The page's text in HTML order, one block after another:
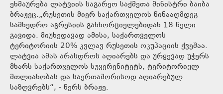
ეხმაურება ლატვიის საგარეო საქმეთა მინისტრი ბაიბა
ბრაჟეც.„რუსეთის მიერ საქართველოს წინააღმდეგ
სამხედრო აგრესიის განხორციელებიდან 18 წელი
გავიდა. მიუხედავად ამისა, საქართველოს
ტერიტორიის 20% კვლავ რუსეთის ოკუპაციის ქვეშაა.
ლატვია ამას არასდროს აღიარებს და ურყევად უჭერს
მხარს საქართველოს სუვერენიტეტს, ტერიტორიულ
მთლიანობას და საერთაშორისოდ აღიარებულ
საზღვრებს“, - წერს ბრაჟე.